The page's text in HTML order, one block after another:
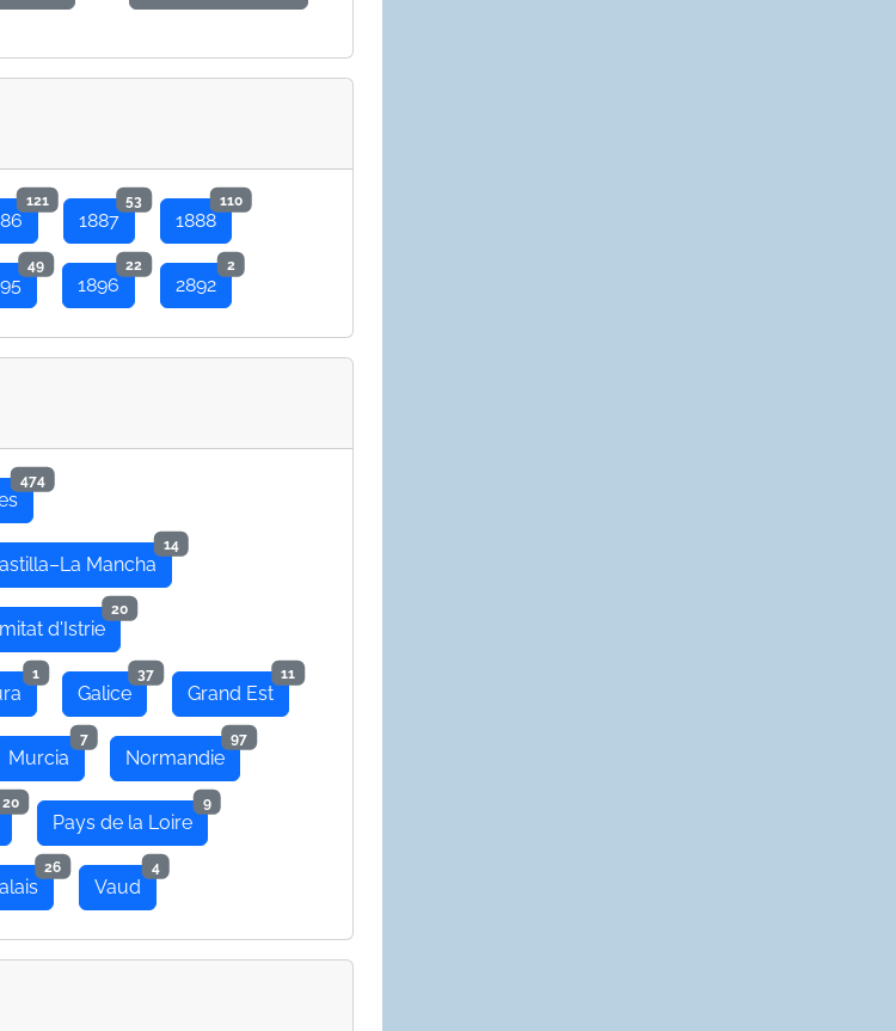
121
1887
53
1888
110
49
1896
22
2892
2
474
Mancha
14
d'Istrie
20
1
Galice
37
Grand Est
11
Murcia
7
Normandie
97
20
Pays de la Loire
9
26
Vaud
4